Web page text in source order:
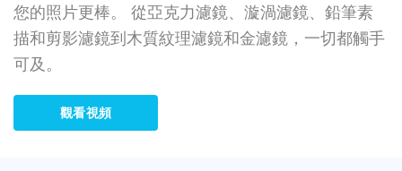
您的照片更棒。 從亞克力濾鏡、漩渦濾鏡、鉛筆素
描和剪影濾鏡到木質紋理濾鏡和金濾鏡，一切都觸手
可及。
觀看視頻